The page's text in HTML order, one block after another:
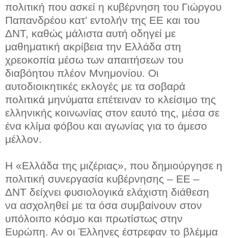
πολιτική που ασκεί η κυβέρνηση του Γιώργου
Παπανδρέου κατ’ εντολήν της ΕΕ και του
ΔΝΤ, καθώς μάλιστα αυτή οδηγεί με
μαθηματική ακρίβεια την Ελλάδα στη
χρεοκοπία μέσω των απαιτήσεων του
διαβόητου πλέον Μνημονίου. Οι
αυτοδιοικητικές εκλογές με τα σοβαρά
πολιτικά μηνύματα επέτειναν το κλείσιμο της
ελληνικής κοινωνίας στον εαυτό της, μέσα σε
ένα κλίμα φόβου και αγωνίας για το άμεσο
μέλλον.
Η «Ελλάδα της μιζέριας», που δημιούργησε η
πολιτική συνεργασία κυβέρνησης – ΕΕ –
ΔΝΤ δείχνει φυσιολογικά ελάχιστη διάθεση
να ασχοληθεί με τα όσα συμβαίνουν στον
υπόλοιπο κόσμο και πρωτίστως στην
Ευρώπη. Αν οι Έλληνες έστρεφαν το βλέμμα